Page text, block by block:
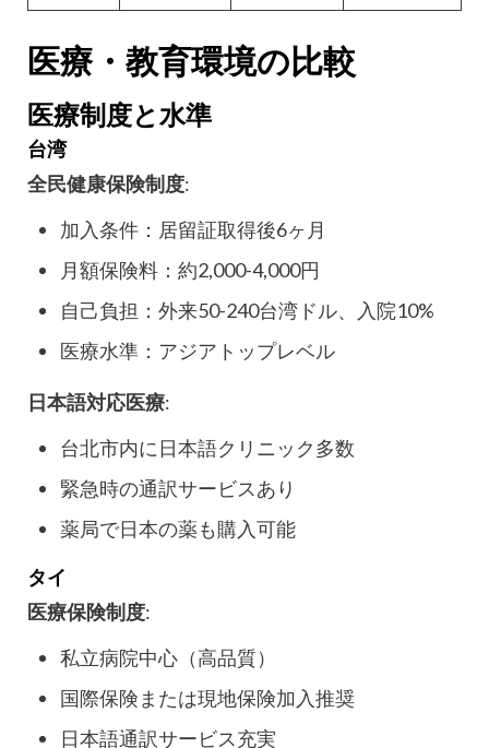
医療・教育環境の比較
医療制度と水準
台湾
全民健康保険制度:
加入条件：居留証取得後6ヶ月
月額保険料：約2,000-4,000円
自己負担：外来50-240台湾ドル、入院10%
医療水準：アジアトップレベル
日本語対応医療:
台北市内に日本語クリニック多数
緊急時の通訳サービスあり
薬局で日本の薬も購入可能
タイ
医療保険制度:
私立病院中心（高品質）
国際保険または現地保険加入推奨
日本語通訳サービス充実